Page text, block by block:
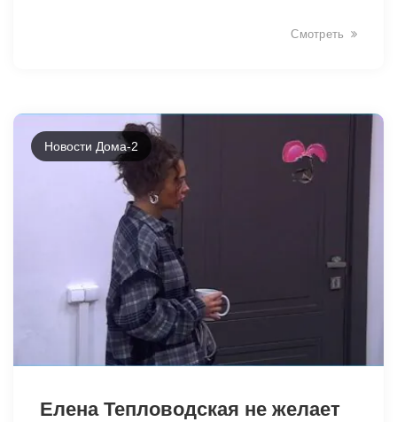
Смотреть
Новости Дома-2
Елена Тепловодская не желает